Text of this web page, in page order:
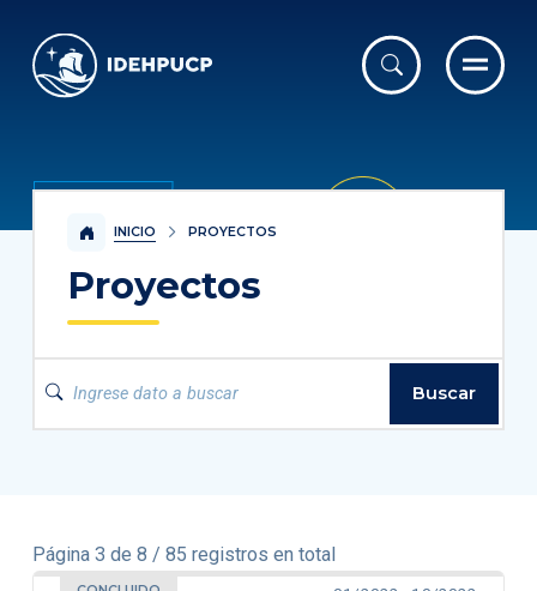
IDEHPUCP
INICIO PROYECTOS
Proyectos
Buscar
Página 3 de 8 / 85 registros en total